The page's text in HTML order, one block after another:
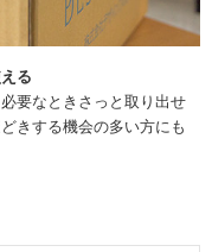
る
要なときさっと取り出せ
きする機会の多い方にも